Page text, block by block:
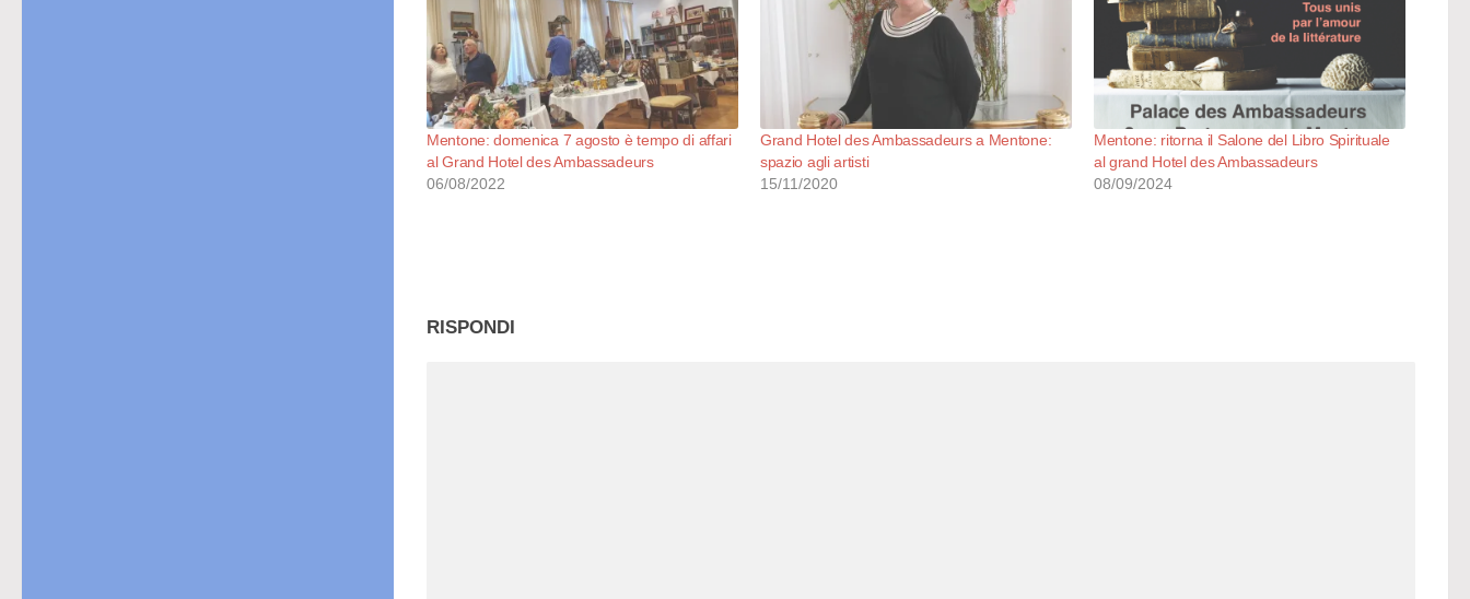
Mentone: domenica 7 agosto è tempo di affari
al Grand Hotel des Ambassadeurs
06/08/2022
Grand Hotel des Ambassadeurs a Mentone:
spazio agli artisti
15/11/2020
Mentone: ritorna il Salone del Libro Spirituale
al grand Hotel des Ambassadeurs
08/09/2024
RISPONDI